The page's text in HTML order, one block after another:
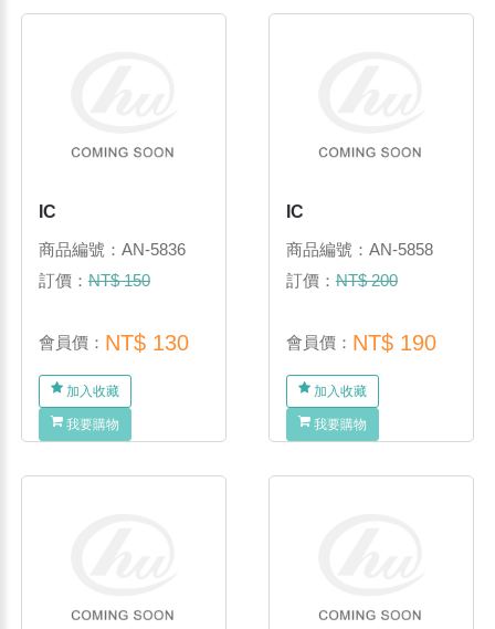
IC
商品編號：AN-5836
訂價：NT$ 150
會員價： NT$ 130
加入收藏
我要購物
IC
商品編號：AN-5858
訂價：NT$ 200
會員價： NT$ 190
加入收藏
我要購物